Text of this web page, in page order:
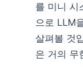
를 미니 시
으로 LLM
살펴볼 것
은 거의 무